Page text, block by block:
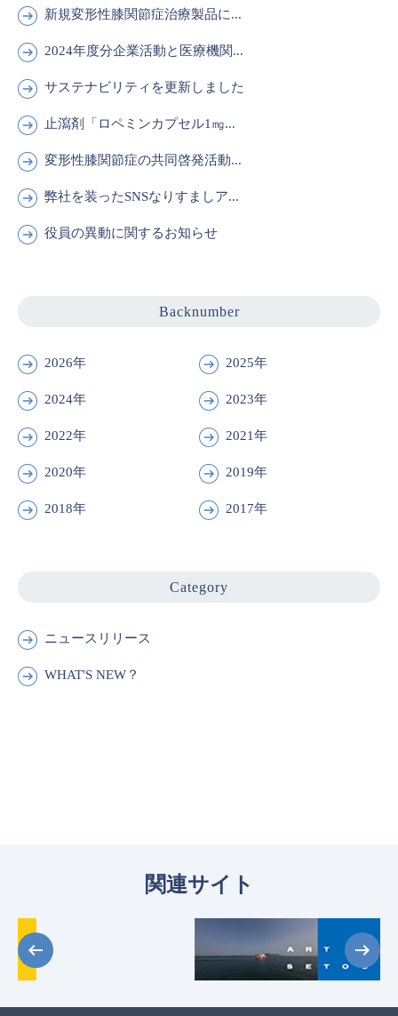
新規変形性膝関節症治療製品に...
2024年度分企業活動と医療機関...
サステナビリティを更新しました
止瀉剤「ロペミンカプセル1㎎...
変形性膝関節症の共同啓発活動...
弊社を装ったSNSなりすましア...
役員の異動に関するお知らせ
Backnumber
2026年 2025年
2024年 2023年
2022年 2021年
2020年 2019年
2018年 2017年
Category
ニュースリリース
WHAT'S NEW？
関連サイト